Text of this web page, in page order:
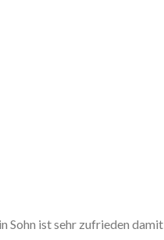
Sohn ist sehr zufrieden damit